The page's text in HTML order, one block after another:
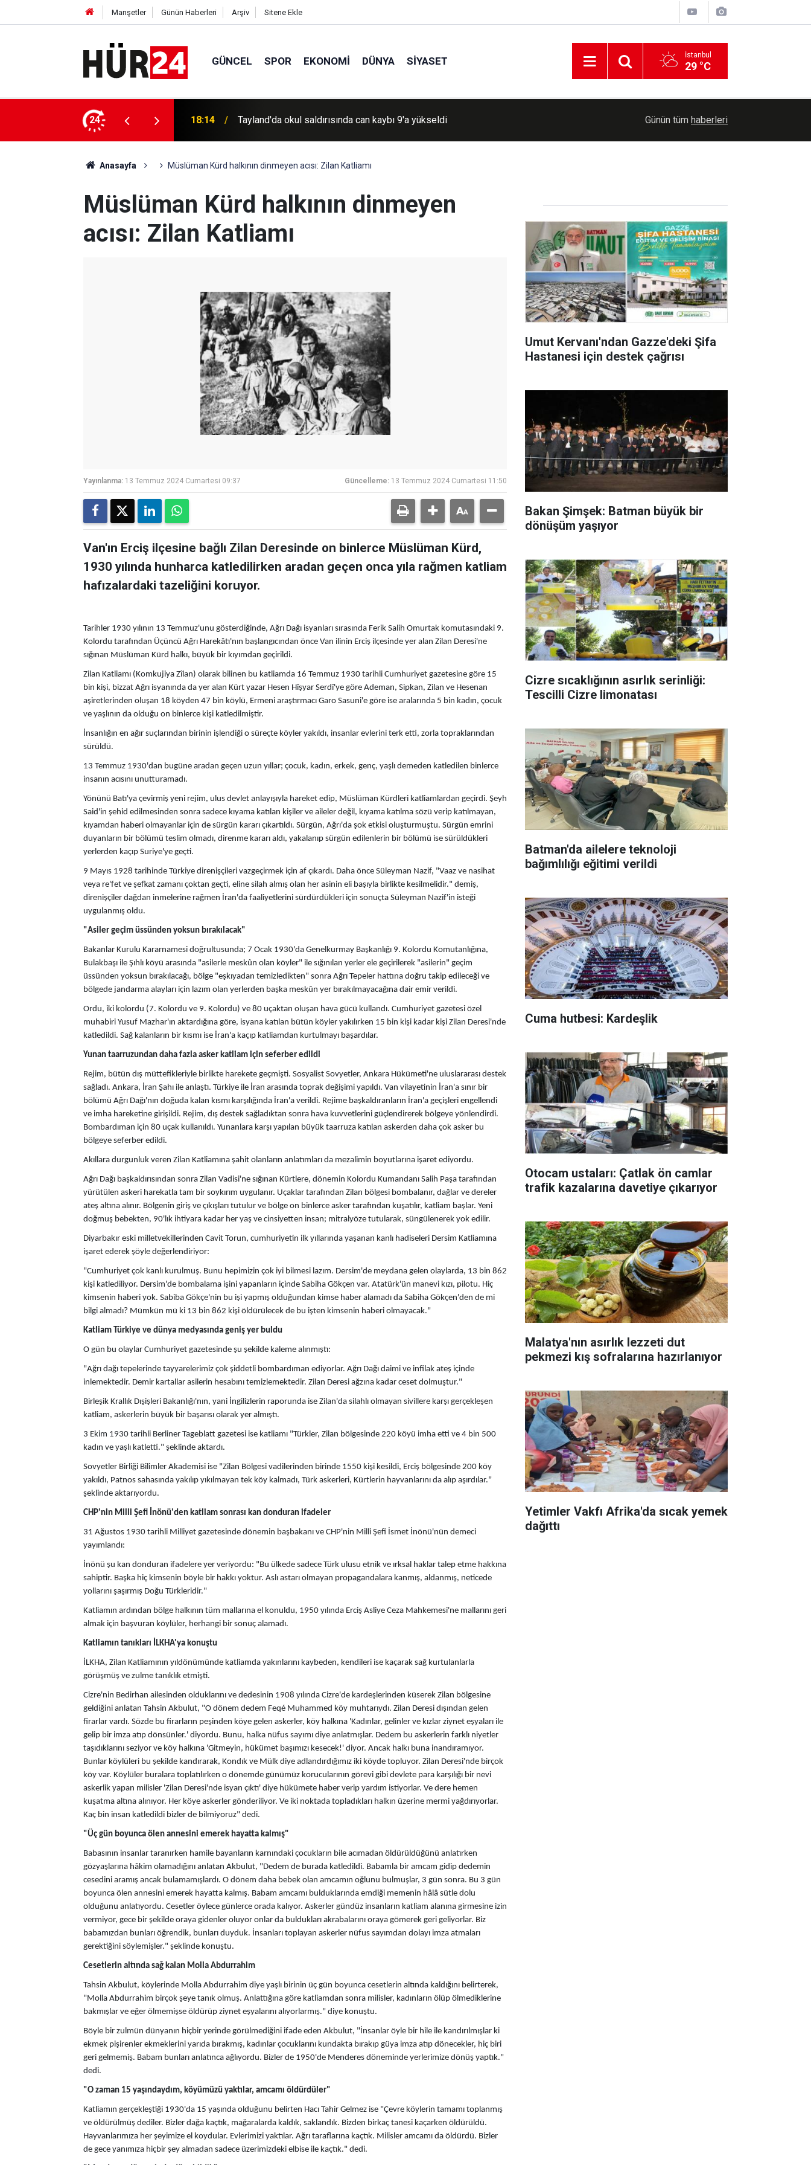
Manşetler Günün Haberleri Arşiv Sitene Ekle
GÜNCEL SPOR EKONOMI DÜNYA SIYASET İstanbul
29 °C
24 18:09 Hırvatistan’da tren kazası: 6’sı ağır 20 yaralı Zelenski: ABD'den her ay Patriot füzesi
Günün tüm haberleri
Anasayfa Müslüman Kürd halkının dinmeyen acısı: Zilan Katliamı
Müslüman Kürd halkının dinmeyen
acısı: Zilan Katliamı
Yayınlanma: 13 Temmuz 2024 Cumartesi 09:37 Güncelleme: 13 Temmuz 2024 Cumartesi 11:50
Van'ın Erciş ilçesine bağlı Zilan Deresinde on binlerce Müslüman Kürd,
1930 yılında hunharca katledilirken aradan geçen onca yıla rağmen katliam
hafızalardaki tazeliğini koruyor.
Tarihler 1930 yılının 13 Temmuz'unu gösterdiğinde, Ağrı Dağı isyanları sırasında Ferik Salih Omurtak komutasındaki 9.
Kolordu tarafından Üçüncü Ağrı Harekâtı'nın başlangıcından önce Van ilinin Erciş ilçesinde yer alan Zilan Deresi'ne
sığınan Müslüman Kürd halkı, büyük bir kıyımdan geçirildi.
Zilan Katliamı (Komkujiya Zîlan) olarak bilinen bu katliamda 16 Temmuz 1930 tarihli Cumhuriyet gazetesine göre 15
bin kişi, bizzat Ağrı isyanında da yer alan Kürt yazar Hesen Hîşyar Serdî'ye göre Ademan, Sipkan, Zilan ve Hesenan
aşiretlerinden oluşan 18 köyden 47 bin köylü, Ermeni araştırmacı Garo Sasuni'e göre ise aralarında 5 bin kadın, çocuk
ve yaşlının da olduğu on binlerce kişi katledilmiştir.
İnsanlığın en ağır suçlarından birinin işlendiği o süreçte köyler yakıldı, insanlar evlerini terk etti, zorla topraklarından
sürüldü.
13 Temmuz 1930'dan bugüne aradan geçen uzun yıllar; çocuk, kadın, erkek, genç, yaşlı demeden katledilen binlerce
insanın acısını unutturamadı.
Yönünü Batı'ya çevirmiş yeni rejim, ulus devlet anlayışıyla hareket edip, Müslüman Kürdleri katliamlardan geçirdi. Şeyh
Said'in şehid edilmesinden sonra sadece kıyama katılan kişiler ve aileler değil, kıyama katılma sözü verip katılmayan,
kıyamdan haberi olmayanlar için de sürgün kararı çıkartıldı. Sürgün, Ağrı'da şok etkisi oluşturmuştu. Sürgün emrini
duyanların bir bölümü teslim olmadı, direnme kararı aldı, yakalanıp sürgün edilenlerin bir bölümü ise sürüldükleri
yerlerden kaçıp Suriye'ye geçti.
9 Mayıs 1928 tarihinde Türkiye direnişçileri vazgeçirmek için af çıkardı. Daha önce Süleyman Nazif, "Vaaz ve nasihat
veya re'fet ve şefkat zamanı çoktan geçti, eline silah almış olan her asinin eli başıyla birlikte kesilmelidir." demiş,
direnişçiler dağdan inmelerine rağmen İran'da faaliyetlerini sürdürdükleri için sonuçta Süleyman Nazif'in isteği
uygulanmış oldu.
"Asiler geçim üssünden yoksun bırakılacak"
Bakanlar Kurulu Kararnamesi doğrultusunda; 7 Ocak 1930'da Genelkurmay Başkanlığı 9. Kolordu Komutanlığına,
Bulakbaşı ile Şıhlı köyü arasında "asilerle meskûn olan köyler" ile sığınılan yerler ele geçirilerek "asilerin" geçim
üssünden yoksun bırakılacağı, bölge "eşkıyadan temizledikten" sonra Ağrı Tepeler hattına doğru takip edileceği ve
bölgede jandarma alayları için lazım olan yerlerden başka meskûn yer bırakılmayacağına dair emir verildi.
Ordu, iki kolordu (7. Kolordu ve 9. Kolordu) ve 80 uçaktan oluşan hava gücü kullandı. Cumhuriyet gazetesi özel
muhabiri Yusuf Mazhar'ın aktardığına göre, isyana katılan bütün köyler yakılırken 15 bin kişi kadar kişi Zilan Deresi'nde
katledildi. Sağ kalanların bir kısmı ise İran'a kaçıp katliamdan kurtulmayı başardılar.
Yunan taarruzundan daha fazla asker katliam için seferber edildi
Rejim, bütün dış müttefikleriyle birlikte harekete geçmişti. Sosyalist Sovyetler, Ankara Hükümeti'ne uluslararası destek
sağladı. Ankara, İran Şahı ile anlaştı. Türkiye ile İran arasında toprak değişimi yapıldı. Van vilayetinin İran'a sınır bir
bölümü Ağrı Dağı'nın doğuda kalan kısmı karşılığında İran'a verildi. Rejime başkaldıranların İran'a geçişleri engellendi
ve imha hareketine girişildi. Rejim, dış destek sağladıktan sonra hava kuvvetlerini güçlendirerek bölgeye yönlendirdi.
Bombardıman için 80 uçak kullanıldı. Yunanlara karşı yapılan büyük taarruza katılan askerden daha çok asker bu
bölgeye seferber edildi.
Akıllara durgunluk veren Zilan Katliamına şahit olanların anlatımları da mezalimin boyutlarına işaret ediyordu.
Ağrı Dağı başkaldırısından sonra Zilan Vadisi'ne sığınan Kürtlere, dönemin Kolordu Kumandanı Salih Paşa tarafından
yürütülen askeri harekatla tam bir soykırım uygulanır. Uçaklar tarafından Zilan bölgesi bombalanır, dağlar ve dereler
ateş altına alınır. Bölgenin giriş ve çıkışları tutulur ve bölge on binlerce asker tarafından kuşatılır, katliam başlar. Yeni
doğmuş bebekten, 90'lık ihtiyara kadar her yaş ve cinsiyetten insan; mitralyöze tutularak, süngülenerek yok edilir.
Diyarbakır eski milletvekillerinden Cavit Torun, cumhuriyetin ilk yıllarında yaşanan kanlı hadiseleri Dersim Katliamına
işaret ederek şöyle değerlendiriyor:
"Cumhuriyet çok kanlı kurulmuş. Bunu hepimizin çok iyi bilmesi lazım. Dersim'de meydana gelen olaylarda, 13 bin 862
kişi katlediliyor. Dersim'de bombalama işini yapanların içinde Sabiha Gökçen var. Atatürk'ün manevi kızı, pilotu. Hiç
kimsenin haberi yok. Sabiba Gökçe'nin bu işi yapmış olduğundan kimse haber alamadı da Sabiha Gökçen'den de mi
bilgi almadı? Mümkün mü ki 13 bin 862 kişi öldürülecek de bu işten kimsenin haberi olmayacak."
Katliam Türkiye ve dünya medyasında geniş yer buldu
O gün bu olaylar Cumhuriyet gazetesinde şu şekilde kaleme alınmıştı:
"Ağrı dağı tepelerinde tayyarelerimiz çok şiddetli bombardıman ediyorlar. Ağrı Dağı daimi ve infilak ateş içinde
inlemektedir. Demir kartallar asilerin hesabını temizlemektedir. Zilan Deresi ağzına kadar ceset dolmuştur."
Birleşik Krallık Dışişleri Bakanlığı'nın, yani İngilizlerin raporunda ise Zilan'da silahlı olmayan sivillere karşı gerçekleşen
katliam, askerlerin büyük bir başarısı olarak yer almıştı.
3 Ekim 1930 tarihli Berliner Tageblatt gazetesi ise katliamı "Türkler, Zilan bölgesinde 220 köyü imha etti ve 4 bin 500
kadın ve yaşlı katletti." şeklinde aktardı.
Sovyetler Birliği Bilimler Akademisi ise "Zilan Bölgesi vadilerinden birinde 1550 kişi kesildi, Erciş bölgesinde 200 köy
yakıldı, Patnos sahasında yakılıp yıkılmayan tek köy kalmadı, Türk askerleri, Kürtlerin hayvanlarını da alıp aşırdılar."
şeklinde aktarıyordu.
CHP'nin Milli Şefi İnönü'den katliam sonrası kan donduran ifadeler
31 Ağustos 1930 tarihli Milliyet gazetesinde dönemin başbakanı ve CHP'nin Milli Şefi İsmet İnönü'nün demeci
yayımlandı:
İnönü şu kan donduran ifadelere yer veriyordu: "Bu ülkede sadece Türk ulusu etnik ve ırksal haklar talep etme hakkına
sahiptir. Başka hiç kimsenin böyle bir hakkı yoktur. Aslı astarı olmayan propagandalara kanmış, aldanmış, neticede
yollarını şaşırmış Doğu Türkleridir."
Katliamın ardından bölge halkının tüm mallarına el konuldu, 1950 yılında Erciş Asliye Ceza Mahkemesi'ne mallarını geri
almak için başvuran köylüler, herhangi bir sonuç alamadı.
Katliamın tanıkları İLKHA'ya konuştu
İLKHA, Zilan Katliamının yıldönümünde katliamda yakınlarını kaybeden, kendileri ise kaçarak sağ kurtulanlarla
görüşmüş ve zulme tanıklık etmişti.
Cizre'nin Bedirhan ailesinden olduklarını ve dedesinin 1908 yılında Cizre'de kardeşlerinden küserek Zilan bölgesine
geldiğini anlatan Tahsin Akbulut, "O dönem dedem Feqé Muhammed köy muhtarıydı. Zilan Deresi dışından gelen
firarlar vardı. Sözde bu firarların peşinden köye gelen askerler, köy halkına 'Kadınlar, gelinler ve kızlar ziynet eşyaları ile
gelip bir imza atıp dönsünler.' diyordu. Bunu, halka nüfus sayımı diye anlatmışlar. Dedem bu askerlerin farklı niyetler
taşıdıklarını seziyor ve köy halkına 'Gitmeyin, hükümet başımızı kesecek!' diyor. Ancak halkı buna inandıramıyor.
Bunlar köylüleri bu şekilde kandırarak, Kondık ve Mülk diye adlandırdığımız iki köyde topluyor. Zilan Deresi'nde birçok
köy var. Köylüler buralara toplatılırken o dönemde günümüz korucularının görevi gibi devlete para karşılığı bir nevi
askerlik yapan milisler 'Zilan Deresi'nde isyan çıktı' diye hükümete haber verip yardım istiyorlar. Ve dere hemen
kuşatma altına alınıyor. Her köye askerler gönderiliyor. Ve iki noktada topladıkları halkın üzerine mermi yağdırıyorlar.
Kaç bin insan katledildi bizler de bilmiyoruz" dedi.
"Üç gün boyunca ölen annesini emerek hayatta kalmış"
Babasının insanlar taranırken hamile bayanların karnındaki çocukların bile acımadan öldürüldüğünü anlatırken
gözyaşlarına hâkim olamadığını anlatan Akbulut, "Dedem de burada katledildi. Babamla bir amcam gidip dedemin
cesedini aramış ancak bulamamışlardı. O dönem daha bebek olan amcamın oğlunu bulmuşlar, 3 gün sonra. Bu 3 gün
boyunca ölen annesini emerek hayatta kalmış. Babam amcamı bulduklarında emdiği memenin hâlâ sütle dolu
olduğunu anlatıyordu. Cesetler öylece günlerce orada kalıyor. Askerler gündüz insanların katliam alanına girmesine izin
vermiyor, gece bir şekilde oraya gidenler oluyor onlar da buldukları akrabalarını oraya gömerek geri geliyorlar. Biz
babamızdan bunları öğrendik, bunları duyduk. İnsanları toplayan askerler nüfus sayımdan dolayı imza atmaları
gerektiğini söylemişler." şeklinde konuştu.
Cesetlerin altında sağ kalan Molla Abdurrahim
Tahsin Akbulut, köylerinde Molla Abdurrahim diye yaşlı birinin üç gün boyunca cesetlerin altında kaldığını belirterek,
"Molla Abdurrahim birçok şeye tanık olmuş. Anlattığına göre katliamdan sonra milisler, kadınların ölüp ölmediklerine
bakmışlar ve eğer ölmemişse öldürüp ziynet eşyalarını alıyorlarmış." diye konuştu.
Böyle bir zulmün dünyanın hiçbir yerinde görülmediğini ifade eden Akbulut, "İnsanlar öyle bir hile ile kandırılmışlar ki
ekmek pişirenler ekmeklerini yarıda bırakmış, kadınlar çocuklarını kundakta bırakıp güya imza atıp dönecekler, hiç biri
geri gelmemiş. Babam bunları anlatınca ağlıyordu. Bizler de 1950'de Menderes döneminde yerlerimize dönüş yaptık."
dedi.
"O zaman 15 yaşındaydım, köyümüzü yaktılar, amcamı öldürdüler"
Katliamın gerçekleştiği 1930'da 15 yaşında olduğunu belirten Hacı Tahir Gelmez ise "Çevre köylerin tamamı toplanmış
ve öldürülmüş dediler. Bizler dağa kaçtık, mağaralarda kaldık, saklandık. Bizden birkaç tanesi kaçarken öldürüldü.
Hayvanlarımıza her şeyimize el koydular. Evlerimizi yaktılar. Ağrı taraflarına kaçtık. Milisler amcamı da öldürdü. Bizler
de gece yanımıza hiçbir şey almadan sadece üzerimizdeki elbise ile kaçtık." dedi.
Umut Kervanı'ndan Gazze'deki Şifa
Hastanesi için destek çağrısı
Bakan Şimşek: Batman büyük bir
dönüşüm yaşıyor
Cizre sıcaklığının asırlık serinliği:
Tescilli Cizre limonatası
Batman'da ailelere teknoloji
bağımlılığı eğitimi verildi
Cuma hutbesi: Kardeşlik
Otocam ustaları: Çatlak ön camlar
trafik kazalarına davetiye çıkarıyor
Malatya'nın asırlık lezzeti dut
pekmezi kış sofralarına hazırlanıyor
Yetimler Vakfı Afrika'da sıcak yemek
dağıttı